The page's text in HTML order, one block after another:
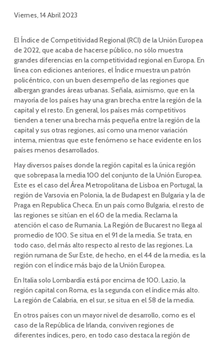
Viernes, 14 Abril 2023
El Índice de Competitividad Regional (RCI) de la Unión Europea
de 2022, que acaba de hacerse público, no sólo muestra
grandes diferencias en la competitividad regional en Europa. En
línea con ediciones anteriores, el Índice muestra un patrón
policéntrico, con un buen desempeño de las regiones que
albergan grandes áreas urbanas. Señala, asimismo, que en la
mayoría de los países hay una gran brecha entre la región de la
capital y el resto. En general, los países más competitivos
tienden a tener una brecha más pequeña entre la región de la
capital y sus otras regiones, así como una menor variación
interna, mientras que este fenómeno se hace evidente en los
países menos desarrollados.
Hay diversos países donde la región capital es la única región
que sobrepasa la media 100 del conjunto de la Unión Europea.
Este es el caso del Área Metropolitana de Lisboa en Portugal, la
región de Varsovia en Polonia, la de Budapest en Bulgaria y la de
Praga en Republica Checa. En un país como Bulgaria, el resto de
las regiones se sitúan en el 60 de la media. Reclama la
atención el caso de Rumania. La Región de Bucarest no llega al
promedio de 100. Se situa en el 91 de la media. Se trata, en
todo caso, del más alto respecto al resto de las regiones. La
región rumana de Sur Este, de hecho, en el 44 de la media, es la
región con el índice más bajo de la Unión Europea.
En Italia solo Lombardía está por encima de 100. Lazio, la
región capital con Roma, es la segunda con el índice más alto.
La región de Calabria, en el sur, se situa en el 58 de la media.
En otros países con un mayor nivel de desarrollo, como es el
caso de la República de Irlanda, conviven regiones de
diferentes índices, pero, en todo caso destaca la región de